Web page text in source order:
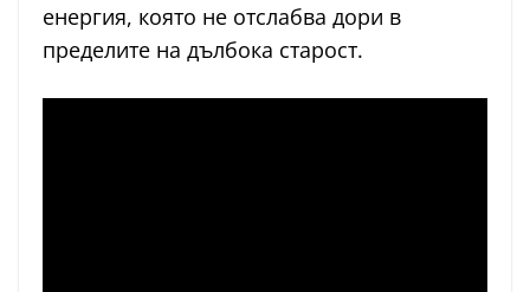
енергия, която не отслабва дори в
пределите на дълбока старост.